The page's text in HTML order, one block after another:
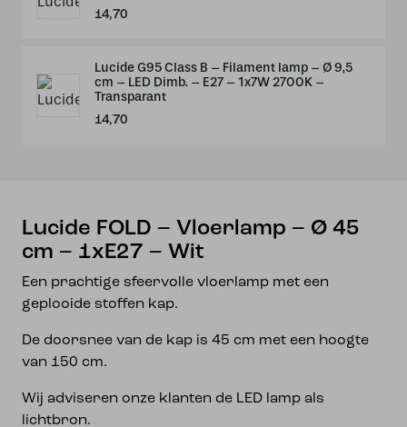
14,70
Lucide G95 Class B – Filament lamp – Ø 9,5
cm – LED Dimb. – E27 – 1x7W 2700K –
Transparant
14,70
Lucide FOLD – Vloerlamp – Ø 45
cm – 1xE27 – Wit
Een prachtige sfeervolle vloerlamp met een
geplooide stoffen kap.
De doorsnee van de kap is 45 cm met een hoogte
van 150 cm.
Wij adviseren onze klanten de LED lamp als
lichtbron.